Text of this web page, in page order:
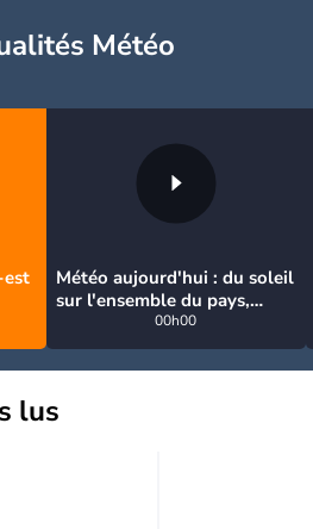
Météo
est
Météo aujourd'hui : du soleil
sur l'ensemble du pays,
jusqu'à 40°C au sud-est
00h00
lus